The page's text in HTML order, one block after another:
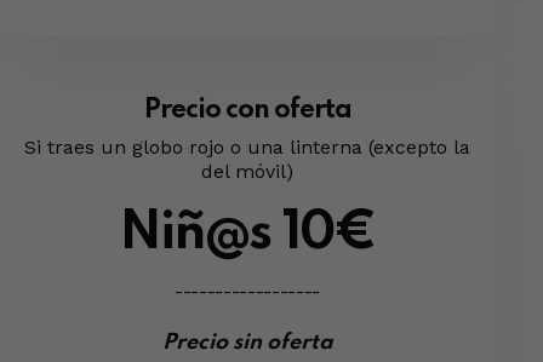
Precio con oferta
Si traes un globo rojo o una linterna (excepto la
del móvil)
Niñ@s 10€
------------------
Precio sin oferta